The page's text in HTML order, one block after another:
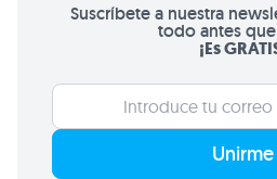
Suscríbete a nuestra
todo antes
¡Es
Unirme